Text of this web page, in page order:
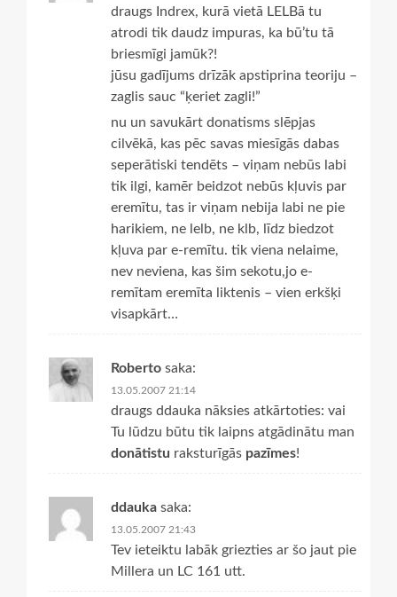
draugs Indrex, kurā vietā LELBā tu
atrodi tik daudz impuras, ka bū’tu tā
briesmīgi jamūk?!
jūsu gadījums drīzāk apstiprina teoriju –
zaglis sauc “ķeriet zagli!”
nu un savukārt donatisms slēpjas
cilvēkā, kas pēc savas miesīgās dabas
seperātiski tendēts – viņam nebūs labi
tik ilgi, kamēr beidzot nebūs kļuvis par
eremītu, tas ir viņam nebija labi ne pie
harikiem, ne lelb, ne klb, līdz biedzot
kļuva par e-remītu. tik viena nelaime,
nev neviena, kas šim sekotu,jo e-
remītam eremīta liktenis – vien erkšķi
visapkārt…
Roberto saka:
13.05.2007 21:14
draugs ddauka nāksies atkārtoties: vai
Tu lūdzu būtu tik laipns atgādinātu man
donātistu raksturīgās pazīmes!
ddauka saka:
13.05.2007 21:43
Tev ieteiktu labāk griezties ar šo jaut pie
Millera un LC 161 utt.